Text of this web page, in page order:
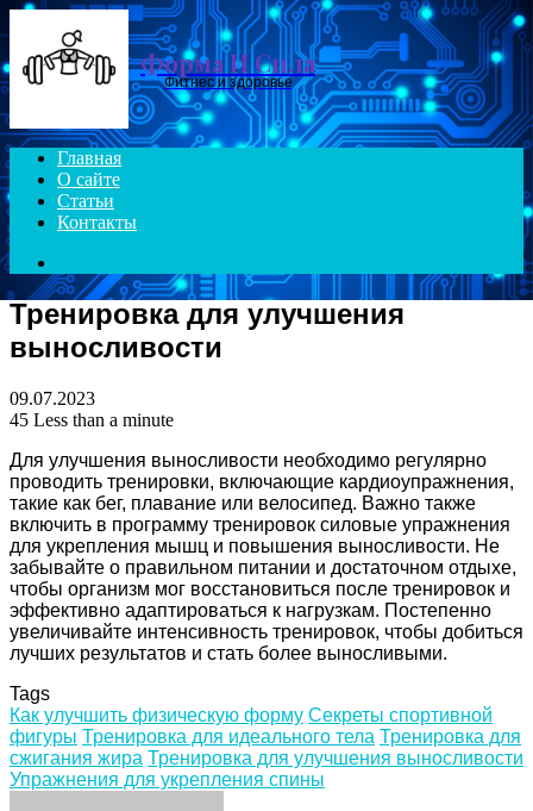
Menu
Форма И Сила
Фитнес и здоровье
Главная
О сайте
Статьи
Контакты
for
Тренировка для улучшения
выносливости
09.07.2023
45 Less than a minute
Для улучшения выносливости необходимо регулярно
проводить тренировки, включающие кардиоупражнения,
такие как бег, плавание или велосипед. Важно также
включить в программу тренировок силовые упражнения
для укрепления мышц и повышения выносливости. Не
забывайте о правильном питании и достаточном отдыхе,
чтобы организм мог восстановиться после тренировок и
эффективно адаптироваться к нагрузкам. Постепенно
увеличивайте интенсивность тренировок, чтобы добиться
лучших результатов и стать более выносливыми.
Tags
Как улучшить физическую форму Секреты спортивной
фигуры Тренировка для идеального тела Тренировка для
сжигания жира Тренировка для улучшения выносливости
Упражнения для укрепления спины